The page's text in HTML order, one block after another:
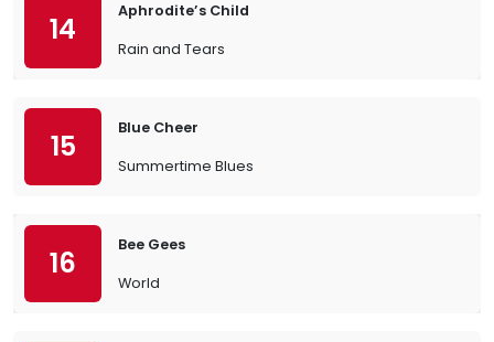
14
Aphrodite’s Child
Rain and Tears
15
Blue Cheer
Summertime Blues
16
Bee Gees
World